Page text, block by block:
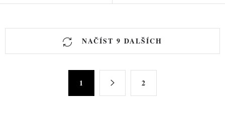
O
l
NAČÍST 9 DALŠÍCH
1 2